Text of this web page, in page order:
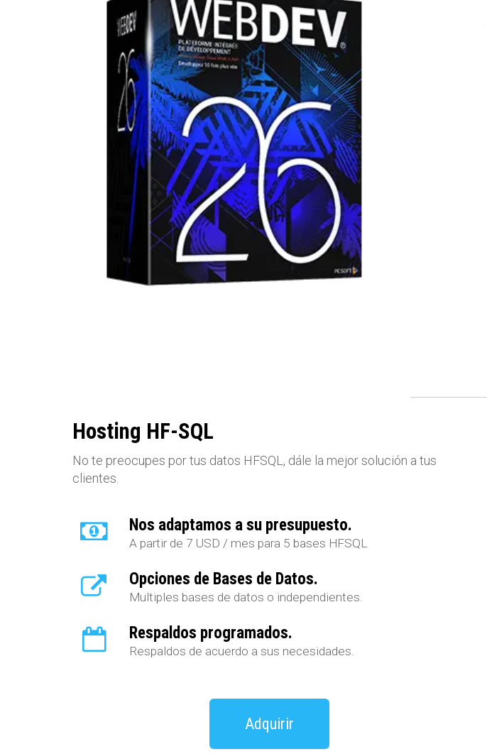
Hosting HF-SQL
No te preocupes por tus datos HFSQL, dále la mejor solución a tus
clientes.
Nos adaptamos a su presupuesto.
A partir de 7 USD / mes para 5 bases HFSQL
Opciones de Bases de Datos.
Multiples bases de datos o independientes.
Respaldos programados.
Respaldos de acuerdo a sus necesidades.
Adquirir